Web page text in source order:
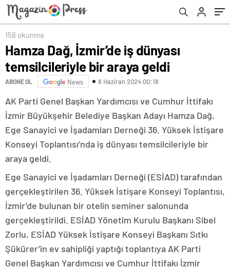
158 okunma
Hamza Dağ, İzmir’de iş dünyası
temsilcileriyle bir araya geldi
ABONE OL News 8 Haziran 2024 00:18
AK Parti Genel Başkan Yardımcısı ve Cumhur İttifakı
İzmir Büyükşehir Belediye Başkan Adayı Hamza Dağ,
Ege Sanayici ve İşadamları Derneği 36. Yüksek İstişare
Konseyi Toplantısı’nda iş dünyası temsilcileriyle bir
araya geldi.
Ege Sanayici ve İşadamları Derneği (ESİAD) tarafından
gerçekleştirilen 36. Yüksek İstişare Konseyi Toplantısı,
İzmir’de bulunan bir otelin seminer salonunda
gerçekleştirildi. ESİAD Yönetim Kurulu Başkanı Sibel
Zorlu, ESİAD Yüksek İstişare Konseyi Başkanı Sıtkı
Şükürer’in ev sahipliği yaptığı toplantıya AK Parti
Genel Başkan Yardımcısı ve Cumhur İttifakı İzmir